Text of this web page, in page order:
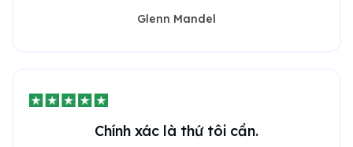
Glenn Mandel
Chính xác là thứ tôi cần.